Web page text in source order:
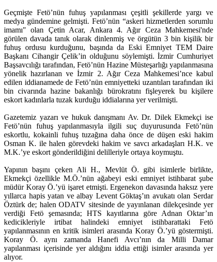
Geçmişte Fetö’nün fuhuş yapılanması çeşitli şekillerde yargı ve
medya gündemine gelmişti. Fetö’nün “askeri hizmetlerden sorumlu
imamı" olan Çetin Acar, Ankara 4. Ağır Ceza Mahkemesi'nde
görülen davada tanık olarak dinlenmiş ve örgütün 3 bin kişilik bir
fuhuş ordusu kurduğunu, başında da Eski Emniyet TEM Daire
Başkanı Cihangir Çelik’in olduğunu söylemişti. İzmir Cumhuriyet
Başsavcılığı tarafından, Fetö’nün Hazine Müsteşarlığı yapılanmasına
yönelik hazırlanan ve İzmir 2. Ağır Ceza Mahkemesi’nce kabul
edilen iddianamede de Fetö’nün emniyetteki uzantıları tarafından iki
bin civarında hazine bakanlığı bürokratını fişleyerek bu kişilere
eskort kadınlarla tuzak kurduğu iddialarına yer verilmişti.
Gazetemiz yazarı ve hukuk danışmanı Av. Dr. Dilek Ekmekçi ise
Fetö’nün fuhuş yapılanmasıyla ilgili suç duyurusunda Fetö’nün
eskortlu, kokainli fuhuş tuzağına daha önce de düşen eski hakim
Osman K. ile halen görevdeki hakim ve savcı arkadaşları H.K. ve
M.K.’ye eskort gönderildiğini delilleriyle ortaya koymuştu.
Yapının başını çeken Ali H., Mevlüt Ö. gibi isimlerle birlikte,
Ekmekçi özellikle M.Ö.’nün ağabeyi eski emniyet istihbarat şube
müdür Koray Ö.’yü işaret etmişti. Ergenekon davasında haksız yere
yıllarca hapis yatan ve albay Levent Göktaş’ın avukatı olan Serdar
Öztürk de; halen ODATV sitesinde de yayınlanan dilekçesinde yer
verdiği Fetö şemasında; HTS kayıtlarına göre Adnan Oktar’ın
kedicikleriyle irtibat halindeki emniyet istihbarattaki Fetö
yapılanmasının en kritik isimleri arasında Koray Ö.’yü göstermişti.
Koray Ö. aynı zamanda Hanefi Avcı’nın da Milli Damar
yapılanması içerisinde yer aldığını iddia ettiği isimler arasında yer
alıyor.